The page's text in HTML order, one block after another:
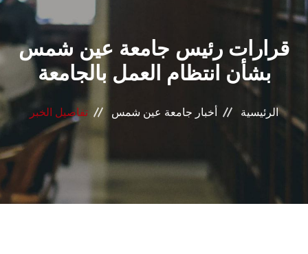
القطاعـات
الشئون الأكاديمية
البحث العلمي
الرعاية الصحية
المراكز والوحدات
الأنظمة الذكية
قرارات رئيس جامعة عين شمس
بشأن انتظام العمل بالجامعة
الرئيسية أخبار جامعة عين شمس تفاصيل الخبر